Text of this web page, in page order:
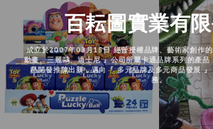
百耘圖實業有
成立於2007年03月15日 經營授權品牌、藝術家創作
動畫、三麗鷗、迪士尼 』公司所屬卡通品牌系列的產
品開發推陳出新，邁向『 多元品牌及多元商品發展
務。